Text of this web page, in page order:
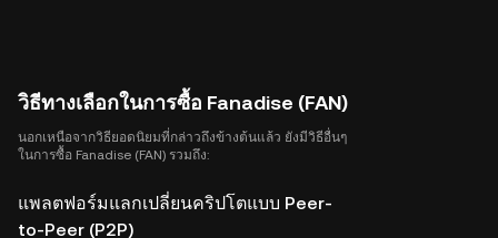
วิธีทางเลือกในการซื้อ Fanadise (FAN)
นอกเหนือจากวิธียอดนิยมที่กล่าวถึงข้างต้นแล้ว ยังมีวิธีอื่นๆ
ในการซื้อ Fanadise (FAN) รวมถึง:
แพลตฟอร์มแลกเปลี่ยนคริปโตแบบ Peer-
to-Peer (P2P)